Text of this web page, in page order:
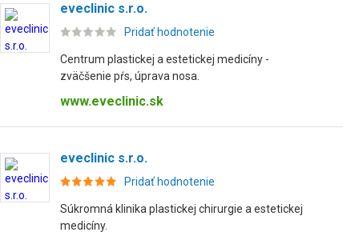
eveclinic s.r.o.
Pridať hodnotenie
Centrum plastickej a estetickej medicíny -
zväčšenie pŕs, úprava nosa.
www.eveclinic.sk
eveclinic s.r.o.
Pridať hodnotenie
Súkromná klinika plastickej chirurgie a estetickej
medicíny.